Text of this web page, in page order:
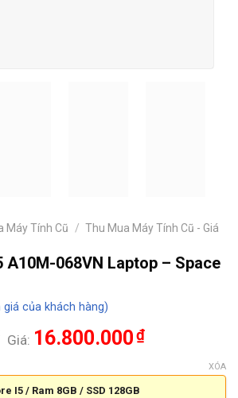
Máy Tính Cũ / Thu Mua Máy Tính Cũ - Giá
A10M-068VN Laptop – Space
giá của khách hàng)
Giá: 16.800.000₫
I5 / Ram 8GB / SSD 128GB
XÓA